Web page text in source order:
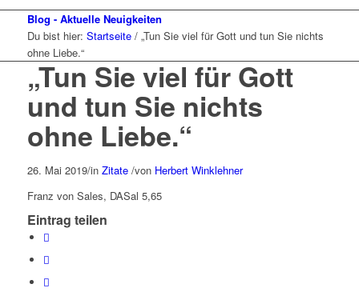
Blog - Aktuelle Neuigkeiten
Du bist hier: Startseite / „Tun Sie viel für Gott und tun Sie nichts
ohne Liebe.“
„Tun Sie viel für Gott
und tun Sie nichts
ohne Liebe.“
26. Mai 2019/in Zitate /von Herbert Winklehner
Franz von Sales, DASal 5,65
Eintrag teilen